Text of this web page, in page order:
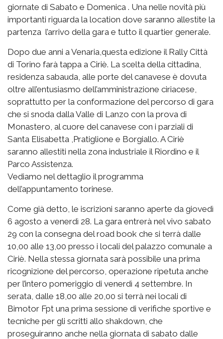
giornate di Sabato e Domenica . Una nelle novità più
importanti riguarda la location dove saranno allestite la
partenza l’arrivo della gara e tutto il quartier generale.
Dopo due anni a Venaria,questa edizione il Rally Città
di Torino farà tappa a Ciriè. La scelta della cittadina,
residenza sabauda, alle porte del canavese è dovuta
oltre all’entusiasmo dell’amministrazione ciriacese,
soprattutto per la conformazione del percorso di gara
che si snoda dalla Valle di Lanzo con la prova di
Monastero, al cuore del canavese con i parziali di
Santa Elisabetta ,Pratiglione e Borgiallo. A Ciriè
saranno allestiti nella zona industriale il Riordino e il
Parco Assistenza.
Vediamo nel dettaglio il programma
dell’appuntamento torinese.
Come già detto, le iscrizioni saranno aperte da giovedì
6 agosto a venerdì 28. La gara entrerà nel vivo sabato
29 con la consegna del road book che si terrà dalle
10,00 alle 13,00 presso i locali del palazzo comunale a
Ciriè. Nella stessa giornata sarà possibile una prima
ricognizione del percorso, operazione ripetuta anche
per l’intero pomeriggio di venerdì 4 settembre. In
serata, dalle 18,00 alle 20,00 si terrà nei locali di
Bimotor Fpt una prima sessione di verifiche sportive e
tecniche per gli scritti allo shakdown, che
proseguiranno anche nella giornata di sabato dalle